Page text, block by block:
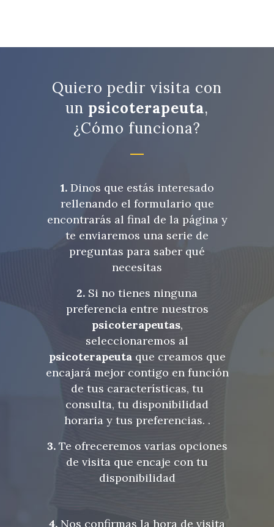
Quiero pedir visita con
un psicoterapeuta,
¿Cómo funciona?
1.Dinos que estás interesado
rellenando el formulario que
encontrarás al final de la página y
te enviaremos una serie de
preguntas para saber qué
necesitas
2. Si no tienes ninguna
preferencia entre nuestros
psicoterapeutas,
seleccionaremos al
psicoterapeutaque creamos que
encajará mejor contigo en función
de tus características, tu
consulta, tu disponibilidad
horaria y tus preferencias. .
3.Te ofreceremos varias opciones
de visita que encaje con tu
disponibilidad
4. Nos confirmas la hora de visita